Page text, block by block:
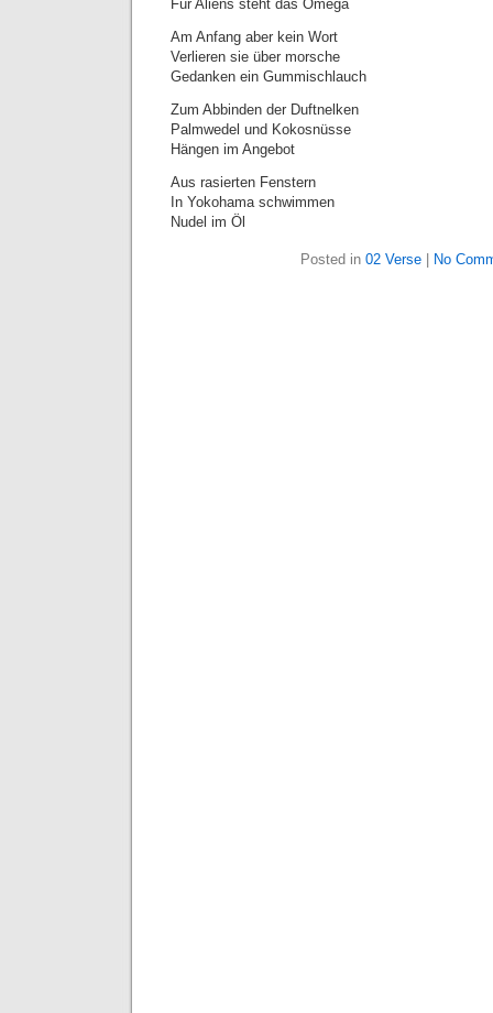
Für Aliens steht das Omega
Am Anfang aber kein Wort
Verlieren sie über morsche
Gedanken ein Gummischlauch
Zum Abbinden der Duftnelken
Palmwedel und Kokosnüsse
Hängen im Angebot
Aus rasierten Fenstern
In Yokohama schwimmen
Nudel im Öl
Posted in 02 Verse| No